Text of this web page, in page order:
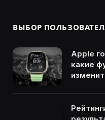
ВЫБОР
Apple
какие